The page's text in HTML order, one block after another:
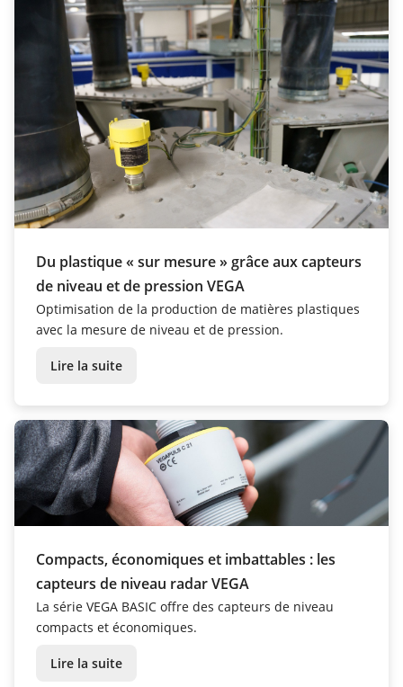
Du plastique « sur mesure » grâce aux capteurs
de niveau et de pression VEGA
Optimisation de la production de matières plastiques
avec la mesure de niveau et de pression.
Lire la suite
Compacts, économiques et imbattables : les
capteurs de niveau radar VEGA
La série VEGA BASIC offre des capteurs de niveau
compacts et économiques.
Lire la suite